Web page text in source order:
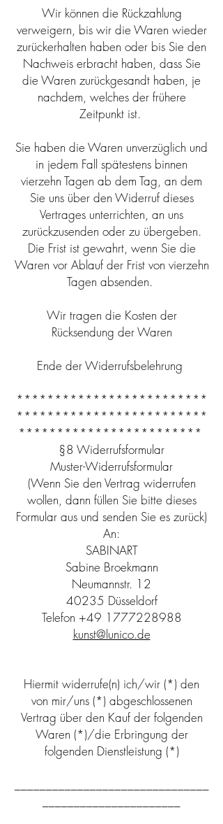
Wir können die Rückzahlung
verweigern, bis wir die Waren wieder
zurückerhalten haben oder bis Sie den
Nachweis erbracht haben, dass Sie
die Waren zurückgesandt haben, je
nachdem, welches der frühere
Zeitpunkt ist.
Sie haben die Waren unverzüglich und
in jedem Fall spätestens binnen
vierzehn Tagen ab dem Tag, an dem
Sie uns über den Widerruf dieses
Vertrages unterrichten, an uns
zurückzusenden oder zu übergeben.
Die Frist ist gewahrt, wenn Sie die
Waren vor Ablauf der Frist von vierzehn
Tagen absenden.
Wir tragen die Kosten der
Rücksendung der Waren
Ende der Widerrufsbelehrung
*************************
*************************
************************
§8 Widerrufsformular
Muster-Widerrufsformular
(Wenn Sie den Vertrag widerrufen
wollen, dann füllen Sie bitte dieses
Formular aus und senden Sie es zurück)
An:
SABINART
Sabine Broekmann
Neumannstr. 12
40235 Düsseldorf
Telefon +49 1777228988
kunst@lunico.de
Hiermit widerrufe(n) ich/wir (*) den
von mir/uns (*) abgeschlossenen
Vertrag über den Kauf der folgenden
Waren (*)/die Erbringung der
folgenden Dienstleistung (*)